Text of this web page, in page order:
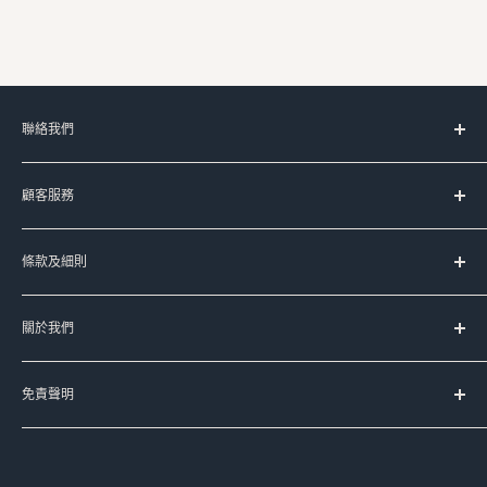
聯絡我們
服務時間：
星期一至五 上午11時-晚上8時
(星期六﹑日及公眾假期休息)
Signal:+852 90107944
Line:@meadowduck
Meta Messenger
FB:meadowduck
顧客服務
台灣代購服務流程
如何購買
送貨服務
常見問題
聯絡我們
條款及細則
服務條款
運送條款
私隱政策
退換貨政策
關於我們
Meadow Duck 的品牌故事
免責聲明
本公司已盡力確保本網頁資料的準確性，本公司不擔保本網頁